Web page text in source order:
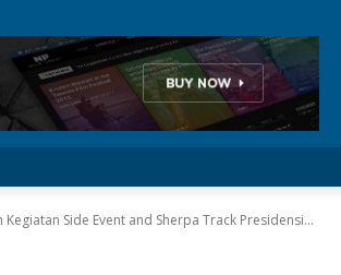
Side Event and Sherpa Track Presidensi...